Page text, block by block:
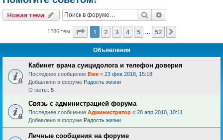
Новая тема Поиск
1286 тем Страница из 52
1 2 3 4 5 52
Объявления
Кабинет врача суицидолога и телефон доверия
Последнее сообщение Ewe « 23 фев 2018, 15:18
Добавлено в форуме Радость жизни
Ответы: 5
Связь с администрацией форума
Последнее сообщение Администратор « 28 апр 2010, 10:11
Добавлено в форуме Радость жизни
Личные сообщения на форуме